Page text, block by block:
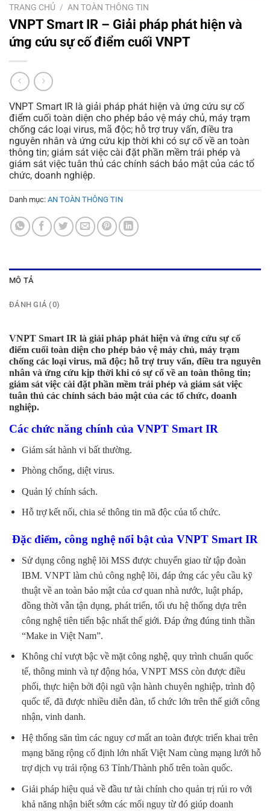
TRANG CHỦ / AN TOÀN THÔNG TIN
VNPT Smart IR – Giải pháp phát hiện và
ứng cứu sự cố điểm cuối VNPT
VNPT Smart IR là giải pháp phát hiện và ứng cứu sự cố
điểm cuối toàn diện cho phép bảo vệ máy chủ, máy trạm
chống các loại virus, mã độc; hỗ trợ truy vấn, điều tra
nguyên nhân và ứng cứu kịp thời khi có sự cố về an toàn
thông tin; giám sát việc cài đặt phần mềm trái phép và
giám sát việc tuân thủ các chính sách bảo mật của các tổ
chức, doanh nghiệp.
Danh mục: AN TOÀN THÔNG TIN
MÔ TẢ
ĐÁNH GIÁ (0)
VNPT Smart IR là giải pháp phát hiện và ứng cứu sự cố
điểm cuối toàn diện cho phép bảo vệ máy chủ, máy trạm
chống các loại virus, mã độc; hỗ trợ truy vấn, điều tra nguyên
nhân và ứng cứu kịp thời khi có sự cố về an toàn thông tin;
giám sát việc cài đặt phần mềm trái phép và giám sát việc
tuân thủ các chính sách bảo mật của các tổ chức, doanh
nghiệp.
Các chức năng chính của VNPT Smart IR
Giám sát hành vi bất thường.
Phòng chống, diệt virus.
Quản lý chính sách.
Hỗ trợ kết nối, chia sẻ thông tin mã độc của tổ chức.
Đặc điểm, công nghệ nổi bật của VNPT Smart IR
Sử dụng công nghệ lõi MSS được chuyển giao từ tập đoàn
IBM. VNPT làm chủ công nghệ lõi, đáp ứng các yêu cầu kỹ
thuật về an toàn bảo mật của cơ quan nhà nước, luật pháp,
đồng thời vẫn tận dụng, phát triển, tối ưu hệ thống dựa trên
công nghệ tiên tiến bậc nhất thế giới. Đáp ứng đúng tinh thần
“Make in Việt Nam”.
Không chỉ vượt bậc về mặt công nghệ, quy trình chuẩn quốc
tế, thông minh và tự động hóa, VNPT MSS còn được điều
phối, thực hiện bởi đội ngũ vận hành chuyên nghiệp, trình độ
quốc tế, đã được nhiều diễn đàn, tổ chức lớn trên thế giới công
nhận, vinh danh.
Hệ thống săn tìm các nguy cơ mất an toàn được triển khai trên
mạng băng rộng cố định lớn nhất Việt Nam cùng mạng lưới hỗ
trợ dịch vụ trải rộng 63 Tỉnh/Thành phố trên toàn quốc.
Giải pháp hiệu quả về đầu tư tài chính cho quản trị rủi ro với
khả năng nhận biết sớm các mối nguy từ đó giúp doanh